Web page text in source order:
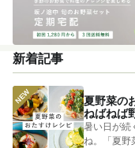
新着記事
夏野菜の
ねばねば
暑い日が続
ね。「夏野